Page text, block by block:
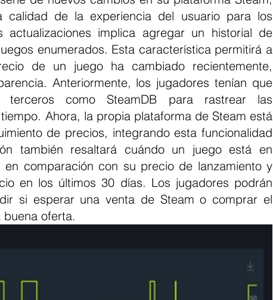
calidad de la experiencia del usuario para los
implica agregar un historial de
enumerados. Esta característica permitirá a
de un juego ha cambiado recientemente,
Anteriormente, los jugadores tenían que
terceros como SteamDB para rastrear las
Ahora, la propia plataforma de Steam está
de precios, integrando esta funcionalidad
también resaltará cuándo un juego está en
comparación con su precio de lanzamiento y
en los últimos 30 días. Los jugadores podrán
si esperar una venta de Steam o comprar el
oferta.